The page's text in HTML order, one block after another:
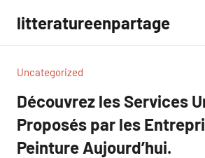
contenu
litteratureenpartage
Uncategorized
Découvrez les Services
Proposés par les
Peinture Aujourd’hui.